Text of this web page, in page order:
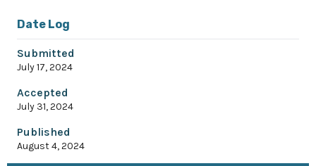
Date Log
Submitted
July 17, 2024
Accepted
July 31, 2024
Published
August 4, 2024